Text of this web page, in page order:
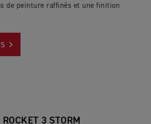
de peinture raffinés et une finition
ROCKET 3 STORM